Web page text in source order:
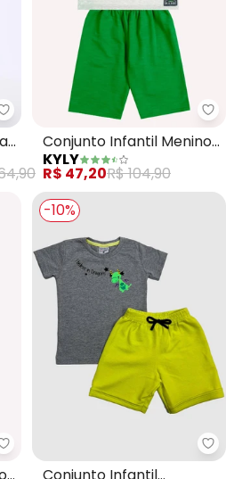
Up Baby - Conjunto com
Conjunto Infantil Menino
Estampa (Cinza)
KYLY
R$ 47,20R$ 104,90
Kyly - Conjunto Infantil Menino
-10%